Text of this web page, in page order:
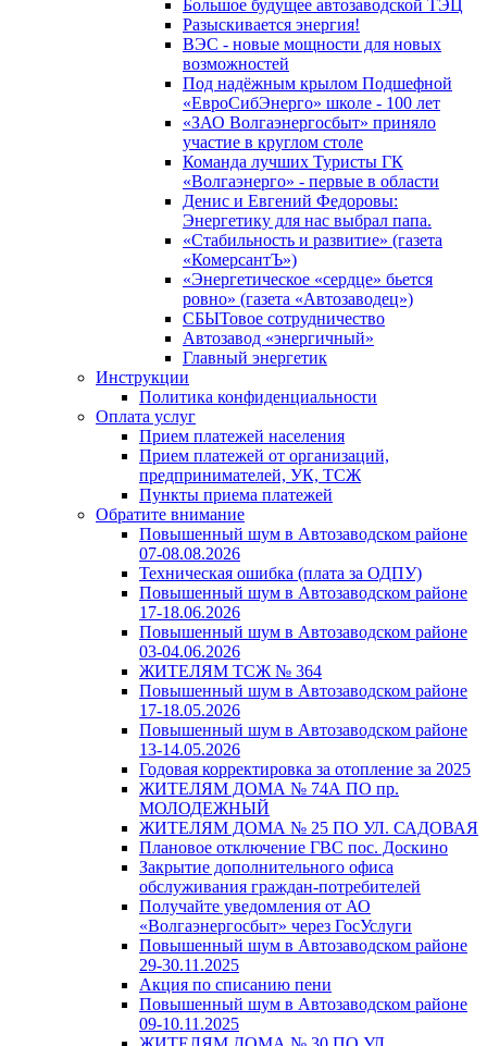
Большое будущее автозаводской ТЭЦ
Разыскивается энергия!
ВЭС - новые мощности для новых
возможностей
Под надёжным крылом Подшефной
«ЕвроСибЭнерго» школе - 100 лет
«ЗАО Волгаэнергосбыт» приняло
участие в круглом столе
Команда лучших Туристы ГК
«Волгаэнерго» - первые в области
Денис и Евгений Федоровы:
Энергетику для нас выбрал папа.
«Стабильность и развитие» (газета
«КомерсантЪ»)
«Энергетическое «сердце» бьется
ровно» (газета «Автозаводец»)
СБЫТовое сотрудничество
Автозавод «энергичный»
Главный энергетик
Инструкции
Политика конфиденциальности
Оплата услуг
Прием платежей населения
Прием платежей от организаций,
предпринимателей, УК, ТСЖ
Пункты приема платежей
Обратите внимание
Повышенный шум в Автозаводском районе
07-08.08.2026
Техническая ошибка (плата за ОДПУ)
Повышенный шум в Автозаводском районе
17-18.06.2026
Повышенный шум в Автозаводском районе
03-04.06.2026
ЖИТЕЛЯМ ТСЖ № 364
Повышенный шум в Автозаводском районе
17-18.05.2026
Повышенный шум в Автозаводском районе
13-14.05.2026
Годовая корректировка за отопление за 2025
ЖИТЕЛЯМ ДОМА № 74А ПО пр.
МОЛОДЕЖНЫЙ
ЖИТЕЛЯМ ДОМА № 25 ПО УЛ. САДОВАЯ
Плановое отключение ГВС пос. Доскино
Закрытие дополнительного офиса
обслуживания граждан-потребителей
Получайте уведомления от АО
«Волгаэнергосбыт» через ГосУслуги
Повышенный шум в Автозаводском районе
29-30.11.2025
Акция по списанию пени
Повышенный шум в Автозаводском районе
09-10.11.2025